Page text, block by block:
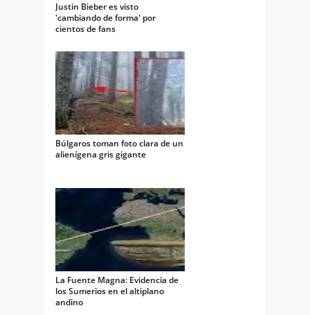
Justin Bieber es visto
'cambiando de forma' por
cientos de fans
Búlgaros toman foto clara de un
alienígena gris gigante
La Fuente Magna: Evidencia de
los Sumerios en el altiplano
andino